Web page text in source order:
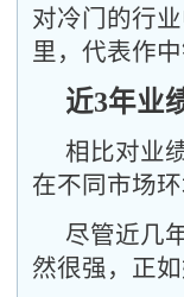
对冷门的行
里，代表作
近3年业
相比对业
在不同市场
尽管近几
然很强，正